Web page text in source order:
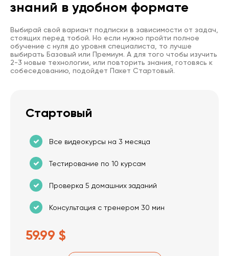
знаний в удобном формате
Выбирай свой вариант подписки в зависимости от задач,
стоящих перед тобой. Но если нужно пройти полное
обучение с нуля до уровня специалиста, то лучше
выбирать Базовый или Премиум. А для того чтобы изучить
2-3 новые технологии, или повторить знания, готовясь к
собеседованию, подойдет Пакет Стартовый.
Стартовый
Все видеокурсы на 3 месяца
Тестирование по 10 курсам
Проверка 5 домашних заданий
Консультация с тренером 30 мин
59.99 $